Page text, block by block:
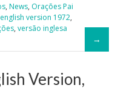
, News, Orações Pai
version 1972,
, versão inglesa
Version,